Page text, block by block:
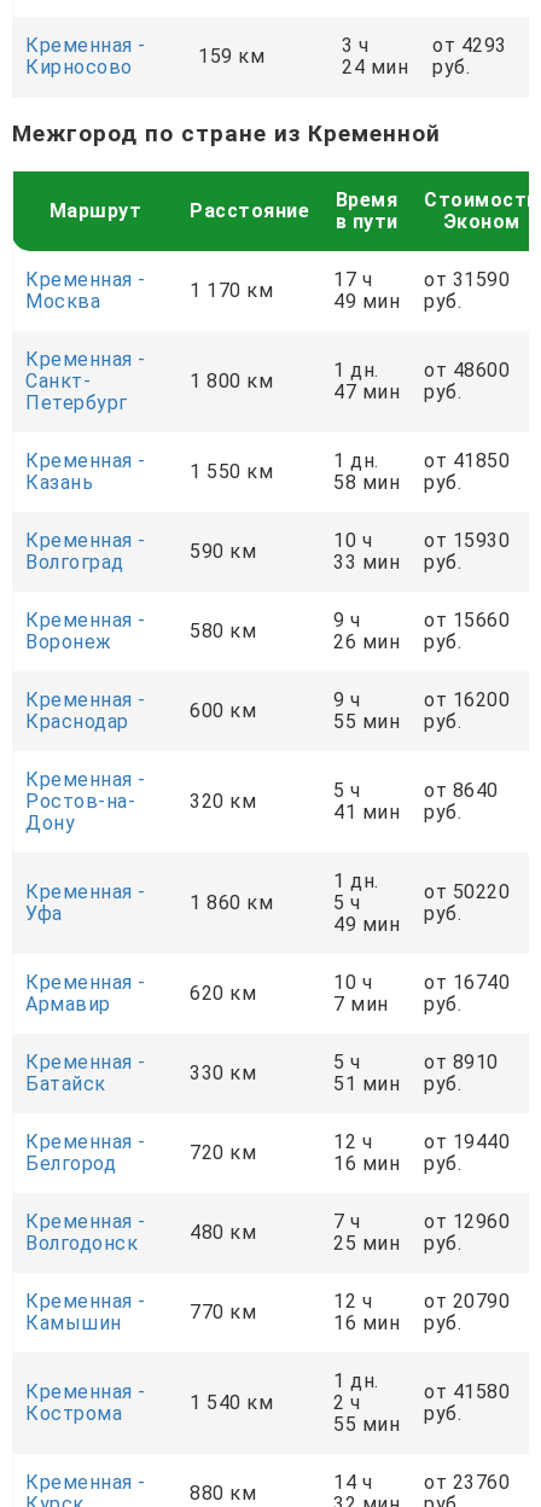
Кременная -
Кирносово
159 км
3 ч
24 мин
от 4293
руб.
Межгород по стране из Кременной
Маршрут Расстояние
Время
в пути
Стоимость
Эконом
Кременная -
Москва
1 170 км
17 ч
49 мин
от 31590
руб.
Кременная -
Санкт-
Петербург
1 800 км
1 дн.
47 мин
от 48600
руб.
Кременная -
Казань
1 550 км
1 дн.
58 мин
от 41850
руб.
Кременная -
Волгоград
590 км
10 ч
33 мин
от 15930
руб.
Кременная -
Воронеж
580 км
9 ч
26 мин
от 15660
руб.
Кременная -
Краснодар
600 км
9 ч
55 мин
от 16200
руб.
Кременная -
Ростов-на-
Дону
320 км
5 ч
41 мин
от 8640
руб.
Кременная -
Уфа
1 860 км
1 дн.
5 ч
49 мин
от 50220
руб.
Кременная -
Армавир
620 км
10 ч
7 мин
от 16740
руб.
Кременная -
Батайск
330 км
5 ч
51 мин
от 8910
руб.
Кременная -
Белгород
720 км
12 ч
16 мин
от 19440
руб.
Кременная -
Волгодонск
480 км
7 ч
25 мин
от 12960
руб.
Кременная -
Камышин
770 км
12 ч
16 мин
от 20790
руб.
Кременная -
Кострома
1 540 км
1 дн.
2 ч
55 мин
от 41580
руб.
Кременная -
880 км
14 ч
от 23760